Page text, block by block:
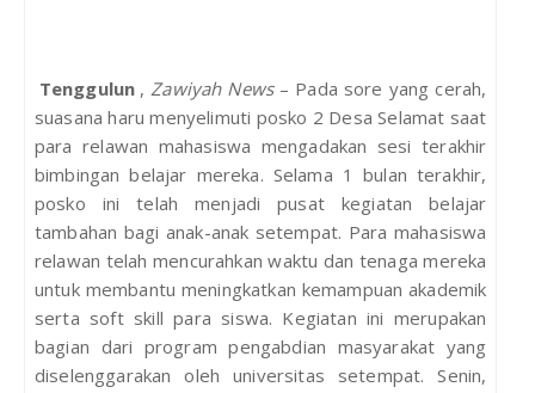
Tenggulun ,Zawiyah News– Pada sore yang cerah,
suasana haru menyelimuti posko 2 Desa Selamat saat
para relawan mahasiswa mengadakan sesi terakhir
bimbingan belajar mereka. Selama 1 bulan terakhir,
posko ini telah menjadi pusat kegiatan belajar
tambahan bagi anak-anak setempat. Para mahasiswa
relawan telah mencurahkan waktu dan tenaga mereka
untuk membantu meningkatkan kemampuan akademik
serta soft skill para siswa. Kegiatan ini merupakan
bagian dari program pengabdian masyarakat yang
diselenggarakan oleh universitas setempat. Senin,